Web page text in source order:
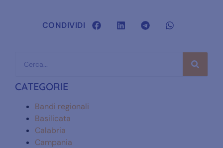
CONDIVIDI
CATEGORIE
Bandi regionali
Basilicata
Calabria
Campania